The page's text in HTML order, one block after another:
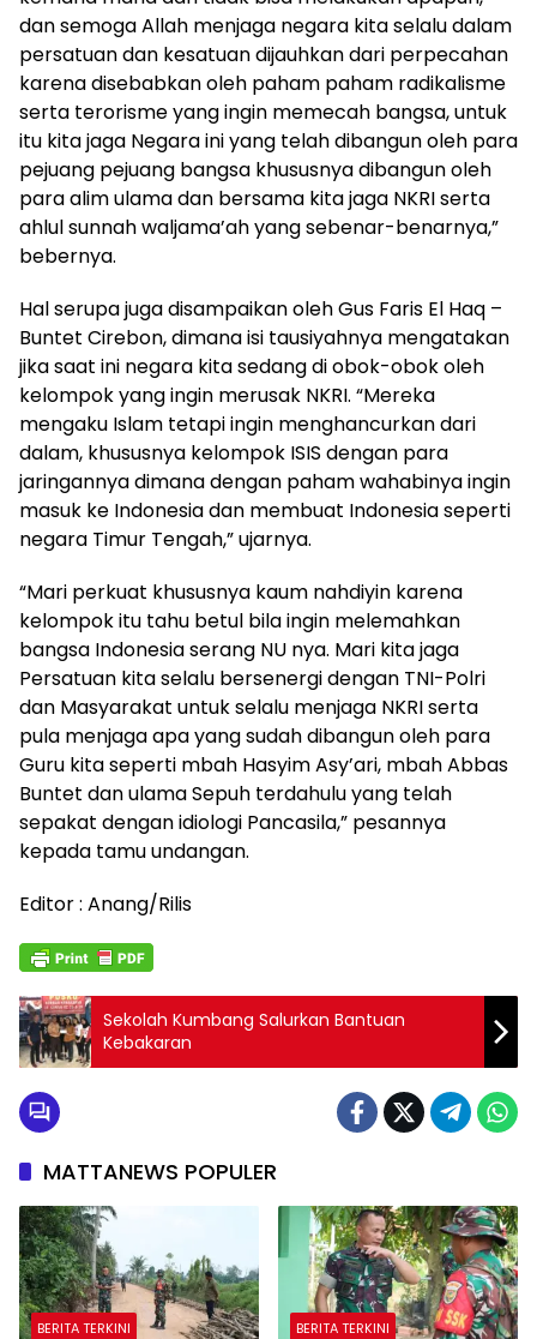
dan semoga Allah menjaga negara kita selalu dalam
persatuan dan kesatuan dijauhkan dari perpecahan
karena disebabkan oleh paham paham radikalisme
serta terorisme yang ingin memecah bangsa, untuk
itu kita jaga Negara ini yang telah dibangun oleh para
pejuang pejuang bangsa khususnya dibangun oleh
para alim ulama dan bersama kita jaga NKRI serta
ahlul sunnah waljama’ah yang sebenar-benarnya,”
bebernya.
Hal serupa juga disampaikan oleh Gus Faris El Haq –
Buntet Cirebon, dimana isi tausiyahnya mengatakan
jika saat ini negara kita sedang di obok-obok oleh
kelompok yang ingin merusak NKRI. “Mereka
mengaku Islam tetapi ingin menghancurkan dari
dalam, khususnya kelompok ISIS dengan para
jaringannya dimana dengan paham wahabinya ingin
masuk ke Indonesia dan membuat Indonesia seperti
negara Timur Tengah,” ujarnya.
“Mari perkuat khususnya kaum nahdiyin karena
kelompok itu tahu betul bila ingin melemahkan
bangsa Indonesia serang NU nya. Mari kita jaga
Persatuan kita selalu bersenergi dengan TNI-Polri
dan Masyarakat untuk selalu menjaga NKRI serta
pula menjaga apa yang sudah dibangun oleh para
Guru kita seperti mbah Hasyim Asy’ari, mbah Abbas
Buntet dan ulama Sepuh terdahulu yang telah
sepakat dengan idiologi Pancasila,” pesannya
kepada tamu undangan.
Editor : Anang/Rilis
Sekolah Kumbang Salurkan Bantuan
Kebakaran
MATTANEWS POPULER
BERITA TERKINI BERITA TERKINI